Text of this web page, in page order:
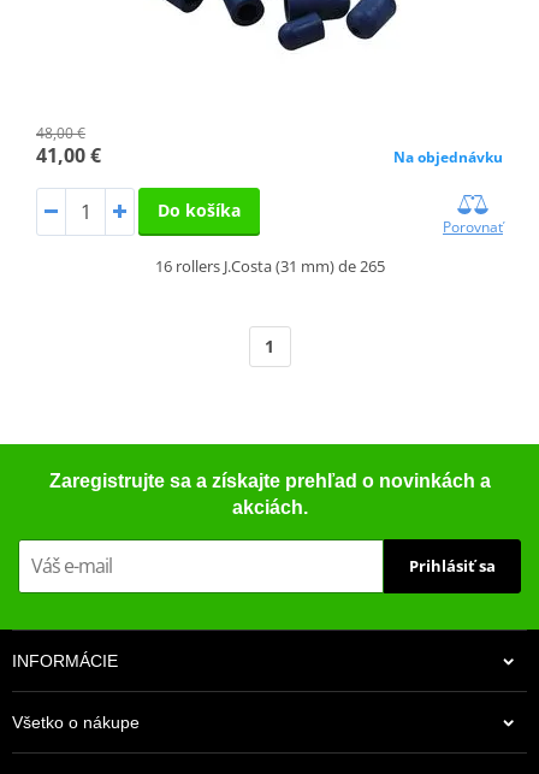
48,00 €
41,00 € Na objednávku
Do košíka
Porovnať
16 rollers J.Costa (31 mm) de 265
1
Zaregistrujte sa a získajte prehľad o novinkách a
akciách.
Prihlásiť sa
INFORMÁCIE
Všetko o nákupe